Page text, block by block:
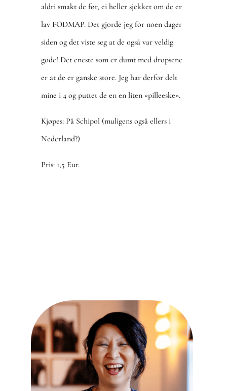
aldri smakt de før, ei heller sjekket om de er
lav FODMAP. Det gjorde jeg for noen dager
siden og det viste seg at de også var veldig
gode! Det eneste som er dumt med dropsene
er at de er ganske store. Jeg har derfor delt
mine i 4 og puttet de en en liten «pilleeske».
Kjøpes: På Schipol (muligens også ellers i
Nederland?)
Pris: 1,5 Eur.